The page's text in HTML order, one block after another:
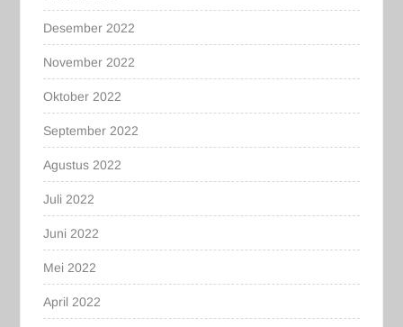
Desember 2022
November 2022
Oktober 2022
September 2022
Agustus 2022
Juli 2022
Juni 2022
Mei 2022
April 2022